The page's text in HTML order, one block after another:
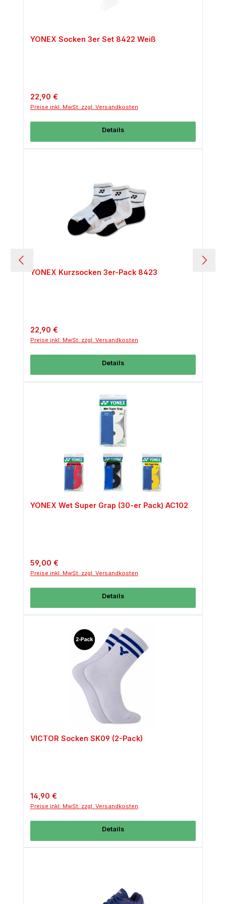
YONEX Socken 3er Set 8422 Weiß
Regulärer Preis:
22,90 €
Preise inkl. MwSt. zzgl. Versandkosten
Details
YONEX Kurzsocken 3er-Pack 8423
Regulärer Preis:
22,90 €
Preise inkl. MwSt. zzgl. Versandkosten
Details
YONEX Wet Super Grap (30-er Pack) AC102
Regulärer Preis:
59,00 €
Preise inkl. MwSt. zzgl. Versandkosten
Details
VICTOR Socken SK09 (2-Pack)
Regulärer Preis:
14,90 €
Preise inkl. MwSt. zzgl. Versandkosten
Details